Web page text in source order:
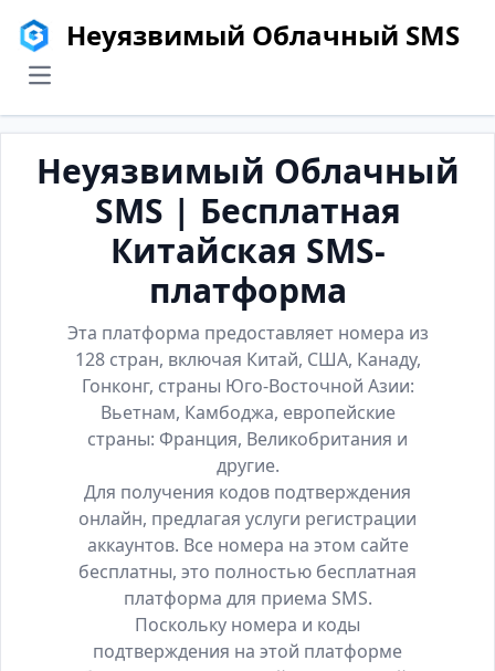
Неуязвимый Облачный SMS
menu
Неуязвимый Облачный
SMS | Бесплатная
Китайская SMS-
платформа
Эта платформа предоставляет номера из
128 стран, включая Китай, США, Канаду,
Гонконг, страны Юго-Восточной Азии:
Вьетнам, Камбоджа, европейские
страны: Франция, Великобритания и
другие.
Для получения кодов подтверждения
онлайн, предлагая услуги регистрации
аккаунтов. Все номера на этом сайте
бесплатны, это полностью бесплатная
платформа для приема SMS.
Поскольку номера и коды
подтверждения на этой платформе